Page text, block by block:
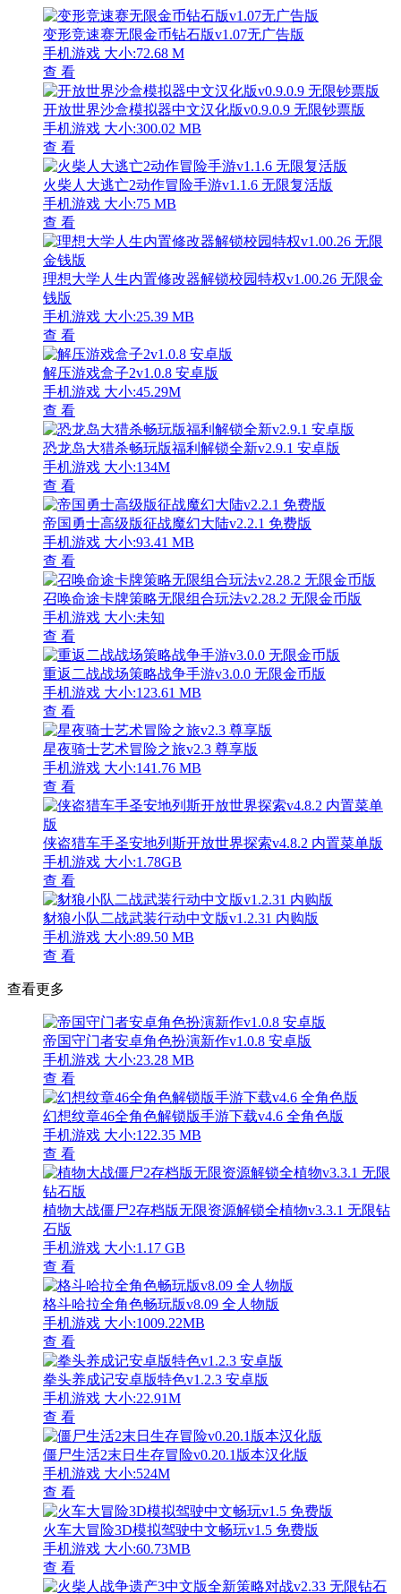
变形竞速赛无限金币钻石版v1.07无广告版
手机游戏 大小:72.68 M
查 看
开放世界沙盒模拟器中文汉化版v0.9.0.9 无限钞票版
手机游戏 大小:300.02 MB
查 看
火柴人大逃亡2动作冒险手游v1.1.6 无限复活版
手机游戏 大小:75 MB
查 看
理想大学人生内置修改器解锁校园特权v1.00.26 无限金
钱版
手机游戏 大小:25.39 MB
查 看
解压游戏盒子2v1.0.8 安卓版
手机游戏 大小:45.29M
查 看
恐龙岛大猎杀畅玩版福利解锁全新v2.9.1 安卓版
手机游戏 大小:134M
查 看
帝国勇士高级版征战魔幻大陆v2.2.1 免费版
手机游戏 大小:93.41 MB
查 看
召唤命途卡牌策略无限组合玩法v2.28.2 无限金币版
手机游戏 大小:未知
查 看
重返二战战场策略战争手游v3.0.0 无限金币版
手机游戏 大小:123.61 MB
查 看
星夜骑士艺术冒险之旅v2.3 尊享版
手机游戏 大小:141.76 MB
查 看
侠盗猎车手圣安地列斯开放世界探索v4.8.2 内置菜单版
手机游戏 大小:1.78GB
查 看
豺狼小队二战武装行动中文版v1.2.31 内购版
手机游戏 大小:89.50 MB
查 看
查看更多
帝国守门者安卓角色扮演新作v1.0.8 安卓版
手机游戏 大小:23.28 MB
查 看
幻想纹章46全角色解锁版手游下载v4.6 全角色版
手机游戏 大小:122.35 MB
查 看
植物大战僵尸2存档版无限资源解锁全植物v3.3.1 无限钻
石版
手机游戏 大小:1.17 GB
查 看
格斗哈拉全角色畅玩版v8.09 全人物版
手机游戏 大小:1009.22MB
查 看
拳头养成记安卓版特色v1.2.3 安卓版
手机游戏 大小:22.91M
查 看
僵尸生活2末日生存冒险v0.20.1版本汉化版
手机游戏 大小:524M
查 看
火车大冒险3D模拟驾驶中文畅玩v1.5 免费版
手机游戏 大小:60.73MB
查 看